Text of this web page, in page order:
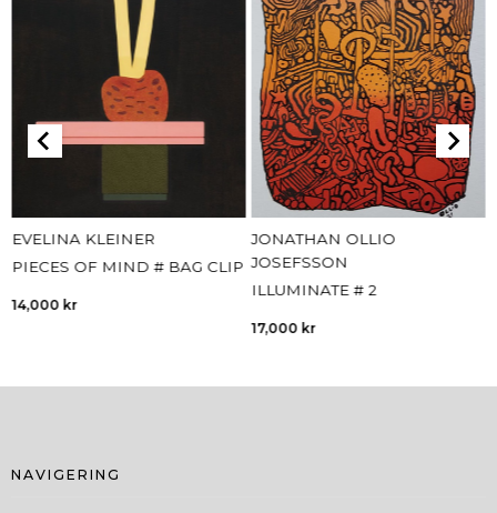
EVELINA KLEINER
PIECES OF MIND # BAG CLIP
14,000 kr
JONATHAN OLLIO
JOSEFSSON
ILLUMINATE # 2
17,000 kr
NAVIGERING